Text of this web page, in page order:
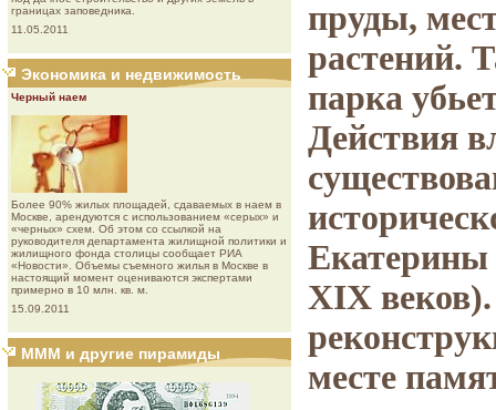
границах заповедника.
11.05.2011
Экономика и недвижимость
Черный наем
Более 90% жилых площадей, сдаваемых в наем в
Москве, арендуются с использованием «серых» и
«черных» схем. Об этом со ссылкой на
руководителя департамента жилищной политики и
жилищного фонда столицы сообщает РИА
«Новости». Объемы съемного жилья в Москве в
настоящий момент оцениваются экспертами
примерно в 10 млн. кв. м.
15.09.2011
МММ и другие пирамиды
пруды,
растений.
парка
Действия
XIX
месте